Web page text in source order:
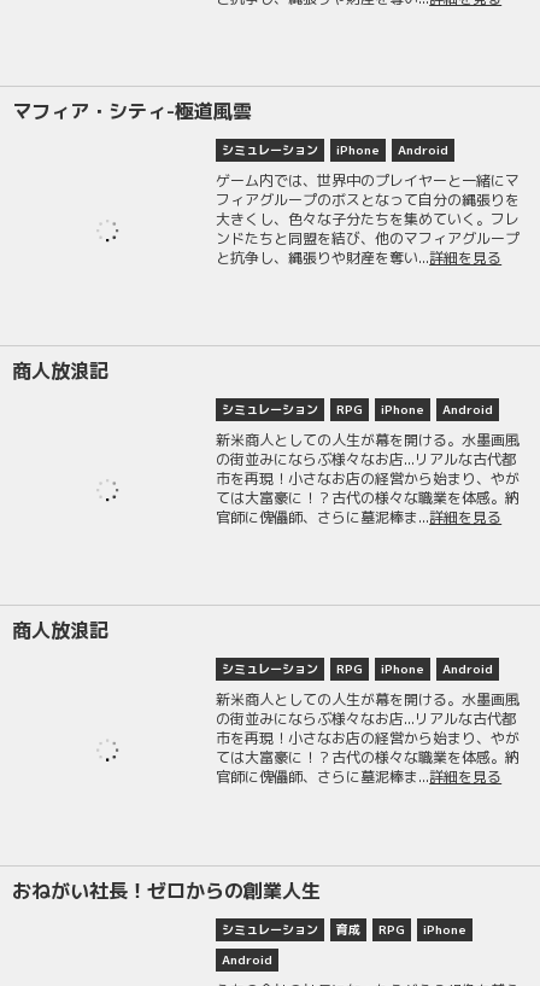
マフィア・シティ-極道風雲
シミュレーション iPhone Android
ゲーム内では、世界中のプレイヤーと一緒にマ
フィアグループのボスとなって自分の縄張りを
大きくし、色々な子分たちを集めていく。フレ
ンドたちと同盟を結び、他のマフィアグループ
と抗争し、縄張りや財産を奪い...詳細を見る
商人放浪記
シミュレーション RPG iPhone Android
新米商人としての人生が幕を開ける。水墨画風
の街並みにならぶ様々なお店...リアルな古代都
市を再現！小さなお店の経営から始まり、やが
ては大富豪に！？古代の様々な職業を体感。納
官師に傀儡師、さらに墓泥棒ま...詳細を見る
商人放浪記
シミュレーション RPG iPhone Android
新米商人としての人生が幕を開ける。水墨画風
の街並みにならぶ様々なお店...リアルな古代都
市を再現！小さなお店の経営から始まり、やが
ては大富豪に！？古代の様々な職業を体感。納
官師に傀儡師、さらに墓泥棒ま...詳細を見る
おねがい社長！ゼロからの創業人生
シミュレーション 育成 RPG
iPhone
Android